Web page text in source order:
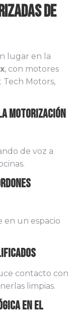
de
lugar en la
, con motores
Tech Motors,
Motorización
de voz a
en un espacio
contacto con
limpias.
en el